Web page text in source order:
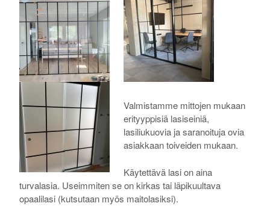
Valmistamme mittojen mukaan
erityyppisiä lasiseiniä,
lasiliukuovia ja saranoituja ovia
asiakkaan toiveiden mukaan.
Käytettävä lasi on aina
turvalasia. Useimmiten se on kirkas tai läpikuultava
opaalilasi (kutsutaan myös maitolasiksi).